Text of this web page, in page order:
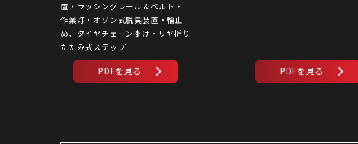
置・ラッシングレール＆ベルト・
作業灯・オゾン式脱臭装置・輪止
め、タイヤチェーン掛け・リヤ折り
たたみ式ステップ